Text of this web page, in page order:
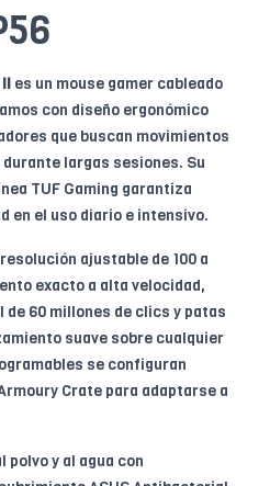
es un mouse gamer cableado
con diseño ergonómico
que buscan movimientos
largas sesiones. Su
TUF Gaming garantiza
en el uso diario e intensivo.
ajustable de 100 a
exacto a alta velocidad,
60 millones de clics y patas
suave sobre cualquier
se configuran
Crate para adaptarse a
y al agua con